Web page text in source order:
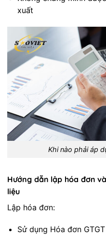
xuất
Khi nào phải áp
Hướng dẫn lập hóa đơn
liệu
Lập hóa đơn:
Sử dụng Hóa đơn